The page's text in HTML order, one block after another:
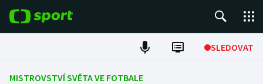
SLEDOVAT
Fotbal
MISTROVSTVÍ SVĚTA VE FOTBALE